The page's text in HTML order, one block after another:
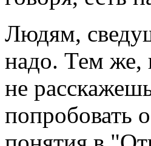
Людям,
надо. Тем же,
не
попробовать